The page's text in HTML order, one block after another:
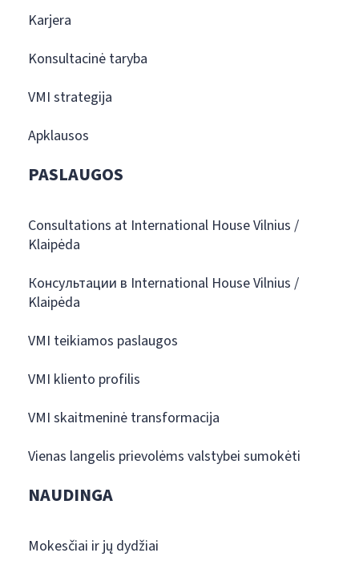
Karjera
Konsultacinė taryba
VMI strategija
Apklausos
PASLAUGOS
Consultations at International House Vilnius /
Klaipėda
Консультации в International House Vilnius /
Klaipėda
VMI teikiamos paslaugos
VMI kliento profilis
VMI skaitmeninė transformacija
Vienas langelis prievolėms valstybei sumokėti
NAUDINGA
Mokesčiai ir jų dydžiai